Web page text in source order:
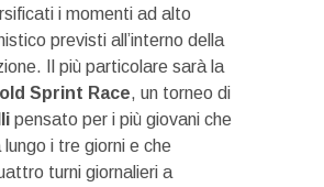
i momenti ad alto
previsti all’interno della
Il più particolare sarà la
Sprint Race, un torneo di
pensato per i più giovani che
i tre giorni e che
turni giornalieri a